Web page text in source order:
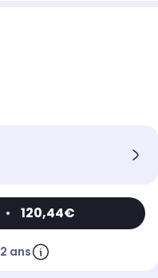
• 120,44€
2 ans